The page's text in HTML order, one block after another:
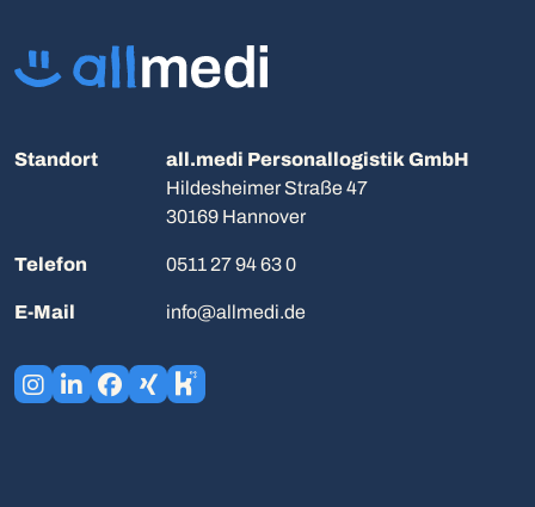
Standort
all.medi Personallogistik GmbH
Hildesheimer Straße 47
30169 Hannover
Telefon 0511 27 94 63 0
E-Mail info@allmedi.de